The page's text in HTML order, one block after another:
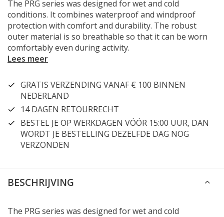
The PRG series was designed for wet and cold
conditions. It combines waterproof and windproof
protection with comfort and durability. The robust
outer material is so breathable so that it can be worn
comfortably even during activity.
Lees meer
GRATIS VERZENDING VANAF € 100 BINNEN
NEDERLAND
14 DAGEN RETOURRECHT
BESTEL JE OP WERKDAGEN VÓÓR 15:00 UUR, DAN
WORDT JE BESTELLING DEZELFDE DAG NOG
VERZONDEN
BESCHRIJVING
The PRG series was designed for wet and cold